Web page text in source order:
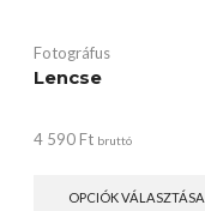
Fotográfus
Lencse
4 590 Ft bruttó
OPCIÓK VÁLASZTÁSA